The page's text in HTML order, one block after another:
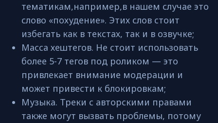
тематикам,например,в нашем случае это
слово «похудение». Этих слов стоит
избегать как в текстах, так и в озвучке;
Масса хештегов. Не стоит использовать
более 5-7 тегов под роликом — это
привлекает внимание модерации и
может привести к блокировкам;
Музыка. Треки с авторскими правами
также могут вызвать проблемы, потому